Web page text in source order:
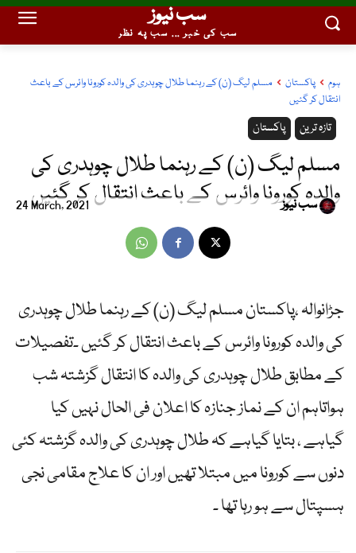
سب نیوز
سب کی خبر ... سب پہ نظر
ہوم پاکستان
مسلم لیگ (ن) کے رہنما طلال چوہدری کی والدہ کورونا وائرس کے باعث
انتقال کر گئیں
پاکستان تازہ ترین
مسلم لیگ (ن) کے رہنما طلال چوہدری کی
والدہ کورونا وائرس کے باعث انتقال کر گئیں
24 March, 2021 سب نیوز
جڑانوالہ ،پاکستان مسلم لیگ (ن) کے رہنما طلال چوہدری
کی والدہ کورونا وائرس کے باعث انتقال کر گئیں ۔تفصیلات
کے مطابق طلال چوہدری کی والدہ کا انتقال گزشتہ شب
ہواتاہم ان کے نماز جنازہ کا اعلان فی الحال نہیں کیا
گیاہے ، بتایا گیاہے کہ طلال چوہدری کی والدہ گزشتہ کئی
دنوں سے کورونا میں مبتلا تھیں اور ان کا علاج مقامی نجی
ہسپتال سے ہو رہا تھا ۔